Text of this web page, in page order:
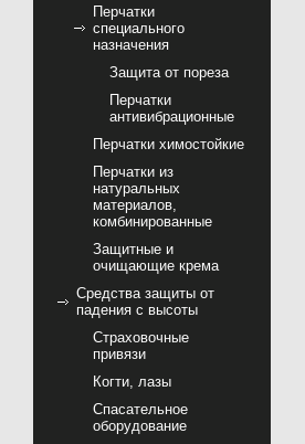
Перчатки
специального
назначения
Защита от пореза
Перчатки
антивибрационные
Перчатки химостойкие
Перчатки из
натуральных
материалов,
комбинированные
Защитные и
очищающие крема
Средства защиты от
падения с высоты
Страховочные
привязи
Когти, лазы
Спасательное
оборудование